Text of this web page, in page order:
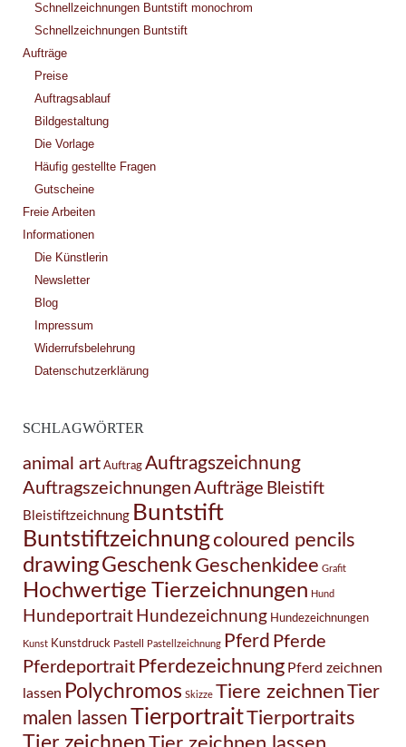
Schnellzeichnungen Buntstift monochrom
Schnellzeichnungen Buntstift
Aufträge
Preise
Auftragsablauf
Bildgestaltung
Die Vorlage
Häufig gestellte Fragen
Gutscheine
Freie Arbeiten
Informationen
Die Künstlerin
Newsletter
Blog
Impressum
Widerrufsbelehrung
Datenschutzerklärung
SCHLAGWÖRTER
animal art Auftrag Auftragszeichnung
Auftragszeichnungen Aufträge Bleistift
Bleistiftzeichnung Buntstift
Buntstiftzeichnungcoloured pencils
drawingGeschenkGeschenkidee Grafit
Hochwertige Tierzeichnungen Hund
Hundeportrait Hundezeichnung Hundezeichnungen
Kunst Kunstdruck Pastell Pastellzeichnung Pferd Pferde
Pferdeportrait Pferdezeichnung Pferd zeichnen
lassen Polychromos Skizze Tiere zeichnenTier
malen lassenTierportraitTierportraits